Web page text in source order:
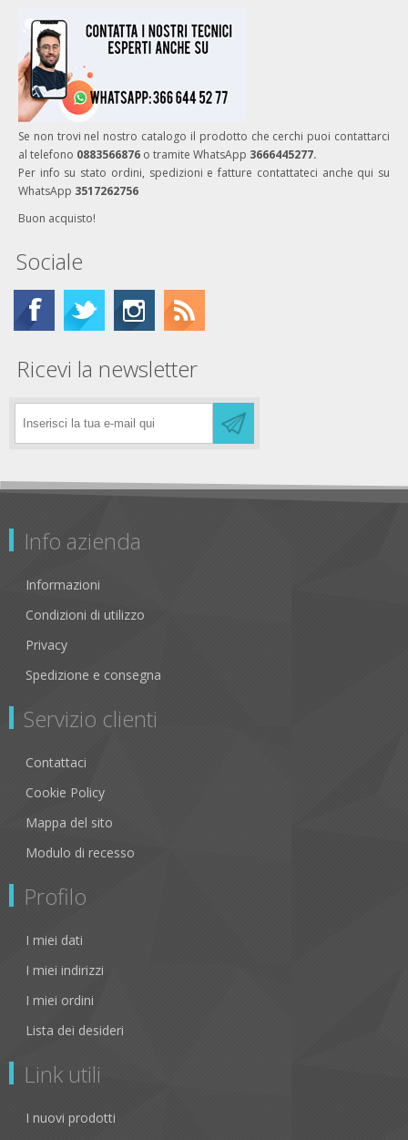
Se non trovi nel nostro catalogo il prodotto che cerchi puoi contattarci
al telefono 0883566876 o tramite WhatsApp 3666445277.
Per info su stato ordini, spedizioni e fatture contattateci anche qui su
WhatsApp 3517262756
Buon acquisto!
Sociale
Ricevi la newsletter
Info azienda
Informazioni
Condizioni di utilizzo
Privacy
Spedizione e consegna
Servizio clienti
Contattaci
Cookie Policy
Mappa del sito
Modulo di recesso
Profilo
I miei dati
I miei indirizzi
I miei ordini
Lista dei desideri
Link utili
I nuovi prodotti